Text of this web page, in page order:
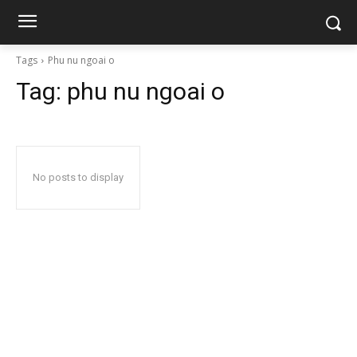
Tags Phu nu ngoai o
Tag: phu nu ngoai o
No posts to display